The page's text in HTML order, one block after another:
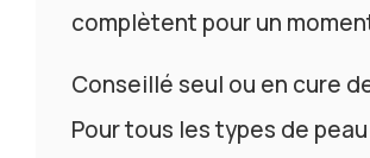
complètent pour un
Conseillé seul ou en cure
Pour tous les types de peau